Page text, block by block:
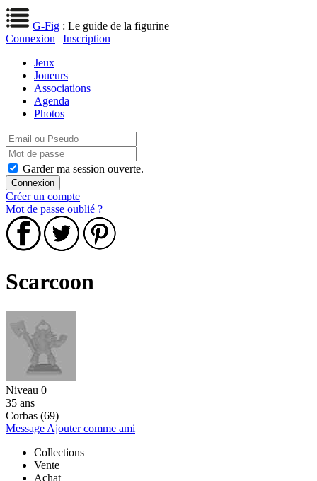
G-Fig : Le guide de la figurine
Connexion | Inscription
Jeux
Joueurs
Associations
Agenda
Photos
Garder ma session ouverte.
Créer un compte
Mot de passe oublié ?
Scarcoon
Niveau 0
35 ans
Corbas (69)
Message Ajouter comme ami
Collections
Vente
Achat